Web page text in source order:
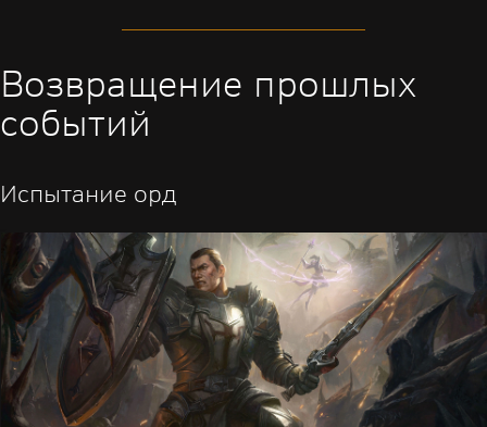
Возвращение прошлых
событий
Испытание орд